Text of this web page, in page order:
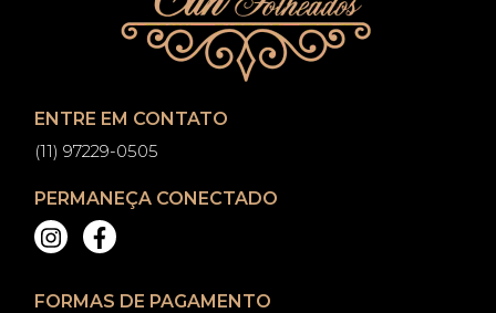
ENTRE EM CONTATO
(11) 97229-0505
PERMANEÇA CONECTADO
FORMAS DE PAGAMENTO